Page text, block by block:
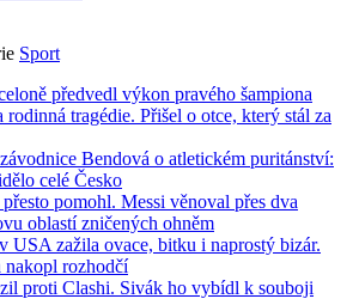
Sport
předvedl výkon pravého šampiona
rodinná tragédie. Přišel o otce, který stál za
Bendová o atletickém puritánství:
celé Česko
pomohl. Messi věnoval přes dva
oblastí zničených ohněm
USA zažila ovace, bitku i naprostý bizár.
nakopl rozhodčí
proti Clashi. Sivák ho vybídl k souboji